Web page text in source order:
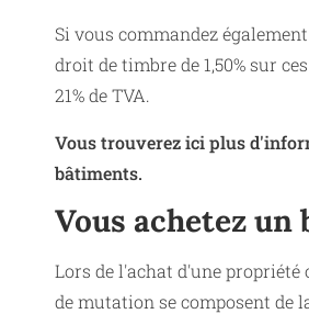
Si vous commandez
droit de timbre de 1,50% sur
21% de TVA.
Vous trouverez ici plus
bâtiments.
Vous achetez un
Lors de l'achat d'une
de mutation se composent de